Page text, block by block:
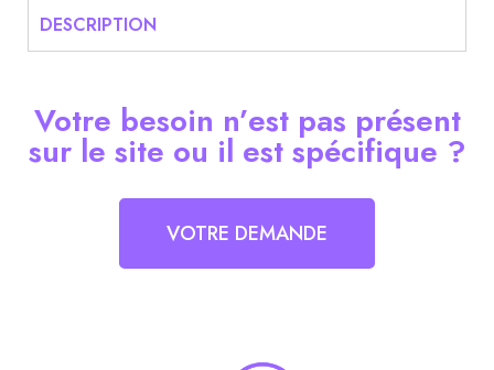
DESCRIPTION
Votre besoin n’est pas présent
sur le site ou il est spécifique ?
VOTRE DEMANDE